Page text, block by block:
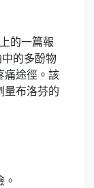
的一篇報
中的多酚物
痛途徑。該
量布洛芬的